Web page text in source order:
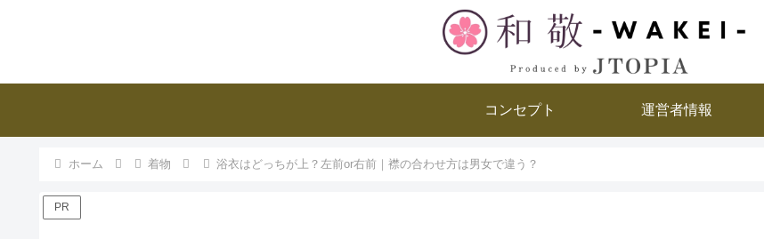
コンセプト 運営者情報
ホーム 着物 浴衣はどっちが上？左前or右前｜襟の合わせ方は男女で違う？
PR